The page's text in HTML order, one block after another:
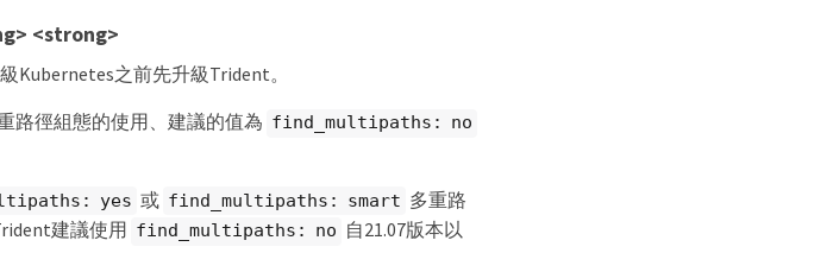
<strong>
Kubernetes之前先升級Trident。
路徑組態的使用、建議的值為 find_multipaths: no
yes 或 find_multipaths: smart 多重路
建議使用 find_multipaths: no 自21.07版本以